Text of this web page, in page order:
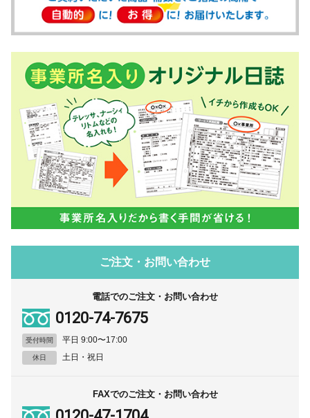
ご注文・お問い合わせ
電話でのご注文・お問い合わせ
0120-74-7675
受付時間 平日 9:00〜17:00
休日 土日・祝日
FAXでのご注文・お問い合わせ